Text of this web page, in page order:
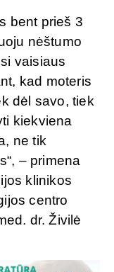
bent prieš 3
nėštumo
vaisiaus
kad moteris
dėl savo, tiek
kiekviena
ne tik
– primena
klinikos
centro
dr. Živilė